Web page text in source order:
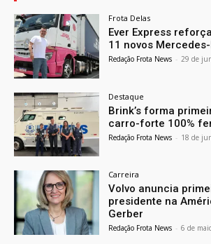
Frota Delas
Ever Express
11 novos
Redação Frota News - 29 de
Destaque
Brink’s forma
carro-forte 100%
Redação Frota News - 18 de
Carreira
Volvo anuncia
presidente na
Gerber
Redação Frota News - 6 de